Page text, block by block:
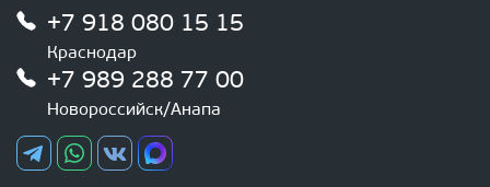
+7 918 080 15 15
Краснодар
+7 989 288 77 00
Новороссийск/Анапа